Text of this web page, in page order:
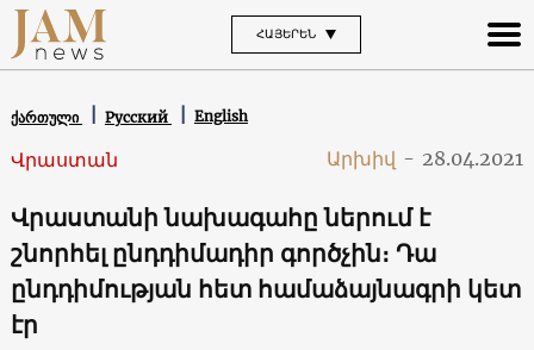
ՀԱՅԵՐԵՆ
ქართული Русский English
Վրաստան Արխիվ - 28.04.2021
Վրաստանի նախագահը ներում է
շնորհել ընդդիմադիր գործչին։ Դա
ընդդիմության հետ համաձայնագրի կետ
էր